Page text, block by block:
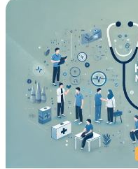
Penyakit